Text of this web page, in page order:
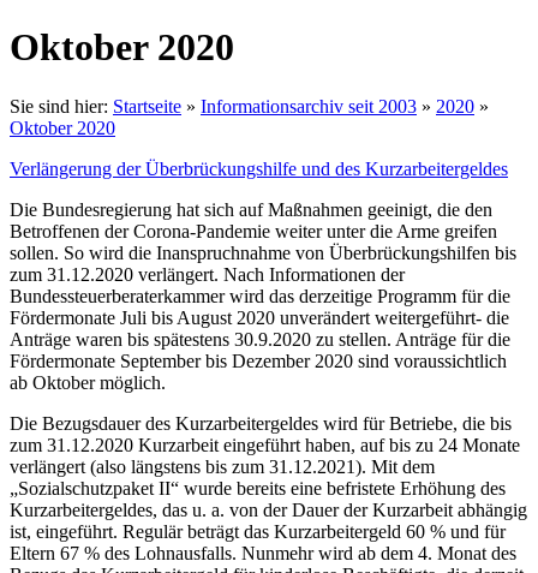
Oktober 2020
Sie sind hier: Startseite » Informationsarchiv seit 2003 » 2020 »
Oktober 2020
Verlängerung der Überbrückungshilfe und des Kurzarbeitergeldes
Die Bundesregierung hat sich auf Maßnahmen geeinigt, die den
Betroffenen der Corona-Pandemie weiter unter die Arme greifen
sollen. So wird die Inanspruchnahme von Überbrückungshilfen bis
zum 31.12.2020 verlängert. Nach Informationen der
Bundessteuerberaterkammer wird das derzeitige Programm für die
Fördermonate Juli bis August 2020 unverändert weitergeführt- die
Anträge waren bis spätestens 30.9.2020 zu stellen. Anträge für die
Fördermonate September bis Dezember 2020 sind voraussichtlich
ab Oktober möglich.
Die Bezugsdauer des Kurzarbeitergeldes wird für Betriebe, die bis
zum 31.12.2020 Kurzarbeit eingeführt haben, auf bis zu 24 Monate
verlängert (also längstens bis zum 31.12.2021). Mit dem
„Sozialschutzpaket II“ wurde bereits eine befristete Erhöhung des
Kurzarbeitergeldes, das u. a. von der Dauer der Kurzarbeit abhängig
ist, eingeführt. Regulär beträgt das Kurzarbeitergeld 60 % und für
Eltern 67 % des Lohnausfalls. Nunmehr wird ab dem 4. Monat des